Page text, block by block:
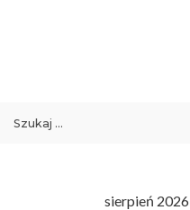
sierpień 2026